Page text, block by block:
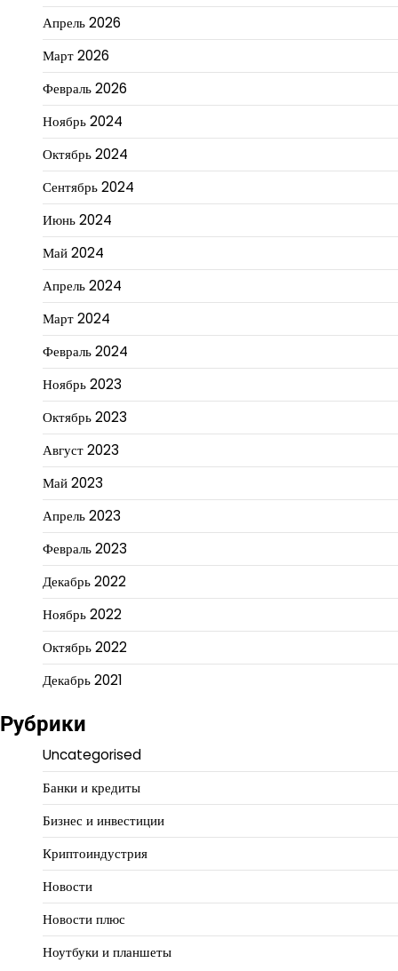
Апрель 2026
Март 2026
Февраль 2026
Ноябрь 2024
Октябрь 2024
Сентябрь 2024
Июнь 2024
Май 2024
Апрель 2024
Март 2024
Февраль 2024
Ноябрь 2023
Октябрь 2023
Август 2023
Май 2023
Апрель 2023
Февраль 2023
Декабрь 2022
Ноябрь 2022
Октябрь 2022
Декабрь 2021
Рубрики
Uncategorised
Банки и кредиты
Бизнес и инвестиции
Криптоиндустрия
Новости
Новости плюс
Ноутбуки и планшеты